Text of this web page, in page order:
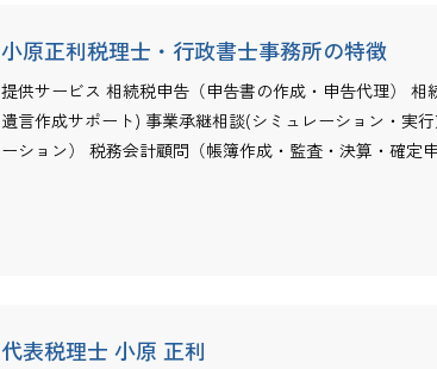
小原正利税理士・行政書士事務所の特徴
提供サービス 相続税申告（申告書の作成・申告代理）
遺言作成サポート) 事業承継相談(シミュレーション・実
ーション） 税務会計顧問（帳簿作成・監査・決算・確定
代表税理士 小原 正利